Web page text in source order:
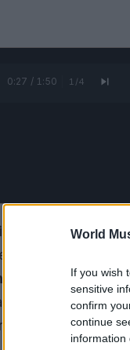
World
If you wish
sensitive
confirm
continue
information
0:28 / 1:50 1 /4
l’Accademia
alla diffusione della
sono
un
l’offerta